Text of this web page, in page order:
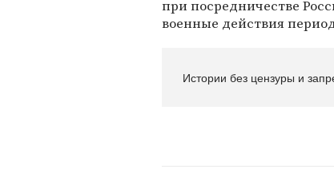
при посредничестве
военные действия
Истории без цензуры и